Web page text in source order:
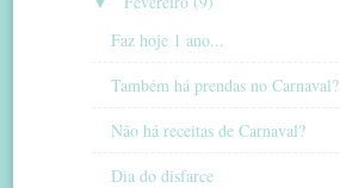
Faz hoje 1 ano...
Também há prendas no Carnaval?
Não há receitas de Carnaval?
Dia do disfarce